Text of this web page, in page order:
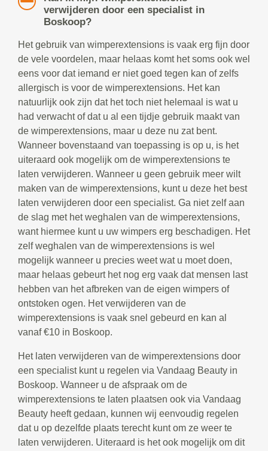
verwijderen door een specialist in
Boskoop?
Het gebruik van wimperextensions is vaak erg fijn door
de vele voordelen, maar helaas komt het soms ook wel
eens voor dat iemand er niet goed tegen kan of zelfs
allergisch is voor de wimperextensions. Het kan
natuurlijk ook zijn dat het toch niet helemaal is wat u
had verwacht of dat u al een tijdje gebruik maakt van
de wimperextensions, maar u deze nu zat bent.
Wanneer bovenstaand van toepassing is op u, is het
uiteraard ook mogelijk om de wimperextensions te
laten verwijderen. Wanneer u geen gebruik meer wilt
maken van de wimperextensions, kunt u deze het best
laten verwijderen door een specialist. Ga niet zelf aan
de slag met het weghalen van de wimperextensions,
want hiermee kunt u uw wimpers erg beschadigen. Het
zelf weghalen van de wimperextensions is wel
mogelijk wanneer u precies weet wat u moet doen,
maar helaas gebeurt het nog erg vaak dat mensen last
hebben van het afbreken van de eigen wimpers of
ontstoken ogen. Het verwijderen van de
wimperextensions is vaak snel gebeurd en kan al
vanaf €10 in Boskoop.
Het laten verwijderen van de wimperextensions door
een specialist kunt u regelen via Vandaag Beauty in
Boskoop. Wanneer u de afspraak om de
wimperextensions te laten plaatsen ook via Vandaag
Beauty heeft gedaan, kunnen wij eenvoudig regelen
dat u op dezelfde plaats terecht kunt om ze weer te
laten verwijderen. Uiteraard is het ook mogelijk om dit